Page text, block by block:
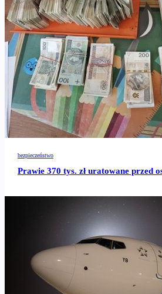
bezpieczeństwo
Prawie 370 tys. zł uratowane przed